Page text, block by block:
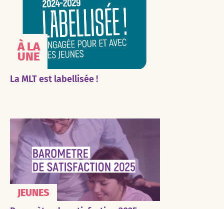
À LA
UNE
La MLT est labellisée !
JEUNES